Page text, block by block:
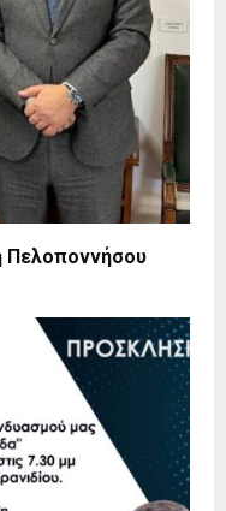
Πελοποννήσου